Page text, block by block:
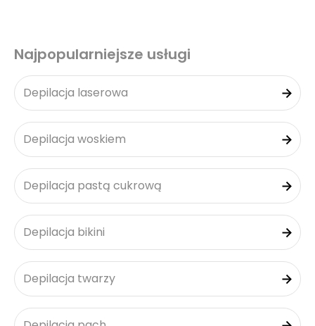
Najpopularniejsze usługi
Depilacja laserowa
Depilacja woskiem
Depilacja pastą cukrową
Depilacja bikini
Depilacja twarzy